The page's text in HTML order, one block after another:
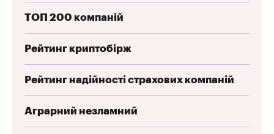
ТОП 200 компаній
Рейтинг криптобірж
Рейтинг надійності страхових компаній
Аграрний незламний